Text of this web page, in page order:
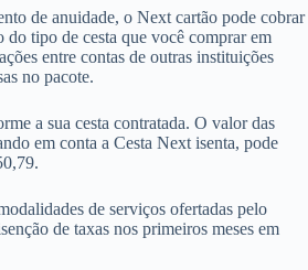
de anuidade, o Next cartão pode cobrar
do tipo de cesta que você comprar em
entre contas de outras instituições
no pacote.
a sua cesta contratada. O valor das
em conta a Cesta Next isenta, pode
de serviços ofertadas pelo
de taxas nos primeiros meses em